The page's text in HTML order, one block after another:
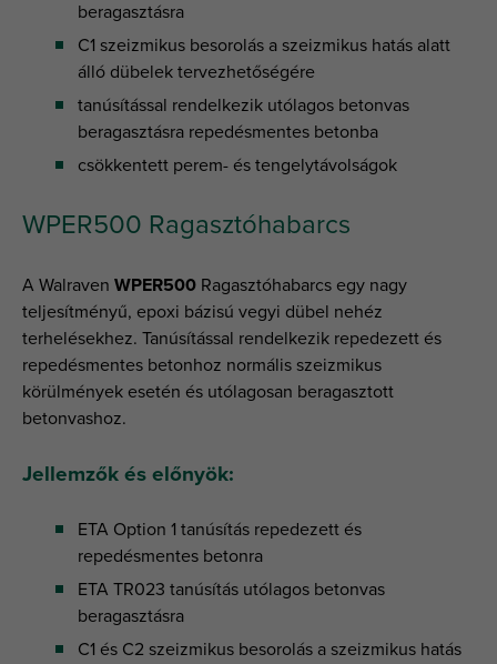
beragasztásra
C1 szeizmikus besorolás a szeizmikus hatás alatt
álló dübelek tervezhetőségére
tanúsítással rendelkezik utólagos betonvas
beragasztásra repedésmentes betonba
csökkentett perem- és tengelytávolságok
WPER500 Ragasztóhabarcs
A Walraven WPER500 Ragasztóhabarcs egy nagy
teljesítményű, epoxi bázisú vegyi dübel nehéz
terhelésekhez. Tanúsítással rendelkezik repedezett és
repedésmentes betonhoz normális szeizmikus
körülmények esetén és utólagosan beragasztott
betonvashoz.
Jellemzők és előnyök:
ETA Option 1 tanúsítás repedezett és
repedésmentes betonra
ETA TR023 tanúsítás utólagos betonvas
beragasztásra
C1 és C2 szeizmikus besorolás a szeizmikus hatás